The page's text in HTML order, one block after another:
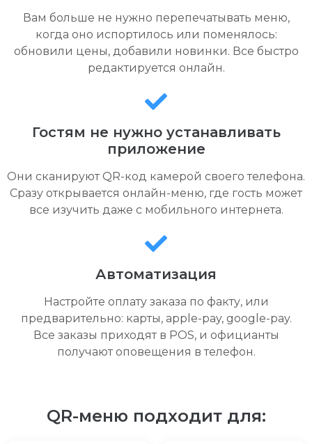
Вам больше не нужно перепечатывать меню,
когда оно испортилось или поменялось:
обновили цены, добавили новинки. Все быстро
редактируется онлайн.
Гостям не нужно устанавливать
приложение
Они сканируют QR-код камерой своего телефона.
Сразу открывается онлайн-меню, где гость может
все изучить даже с мобильного интернета.
Автоматизация
Настройте оплату заказа по факту, или
предварительно: карты, apple-pay, google-pay.
Все заказы приходят в POS, и официанты
получают оповещения в телефон.
QR-меню подходит для: